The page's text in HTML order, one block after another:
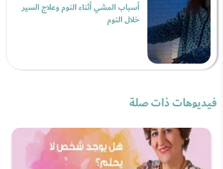
أسباب المشي أثناء النوم وعلاج السير
خلال النوم
فيديوهات ذات صلة